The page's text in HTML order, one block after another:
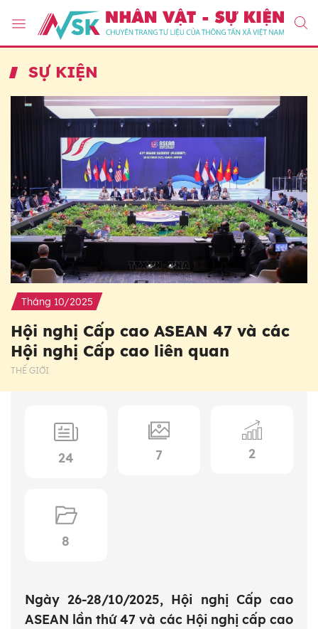
SỰ KIỆN
Tháng 10/2025
Hội nghị Cấp cao ASEAN 47 và các
Hội nghị Cấp cao liên quan
THẾ GIỚI
24 7 2
8
Ngày 26-28/10/2025, Hội nghị Cấp cao
ASEAN lần thứ 47 và các Hội nghị cấp cao